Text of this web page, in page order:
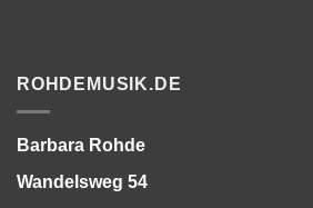
ROHDEMUSIK.DE
Barbara Rohde
Wandelsweg 54